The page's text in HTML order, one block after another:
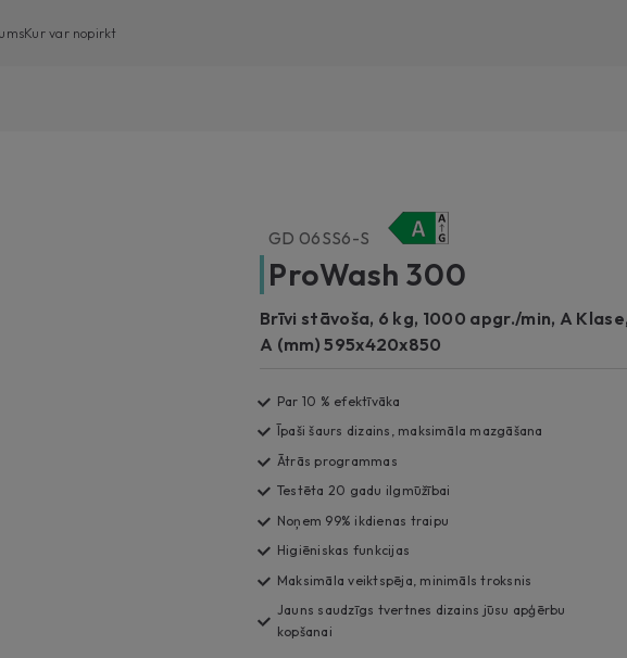
Trauku mazgājamās mašīnas
Kur var nopirkt
GD 06SS6-S
ProWash 300
Brīvi stāvoša, 6 kg, 1000 apgr./min, A
A (mm) 595x420x850
Par 10 % efektīvāka
Īpaši šaurs dizains, maksimāla mazgāšana
Ātrās programmas
Testēta 20 gadu ilgmūžībai
Noņem 99% ikdienas traipu
Higiēniskas funkcijas
Maksimāla veiktspēja, minimāls troksnis
Jauns saudzīgs tvertnes dizains jūsu apģērbu
kopšanai